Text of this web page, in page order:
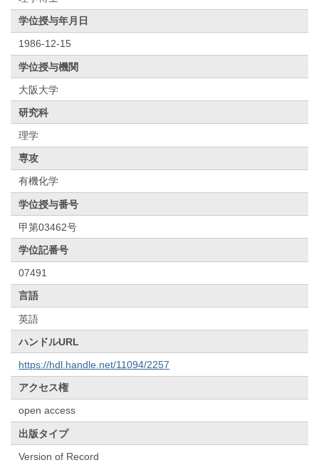
学位授与年月日
1986-12-15
学位授与機関
大阪大学
研究科
理学
専攻
有機化学
学位授与番号
甲第03462号
学位記番号
07491
言語
英語
ハンドルURL
https://hdl.handle.net/11094/2257
アクセス権
open access
出版タイプ
Version of Record